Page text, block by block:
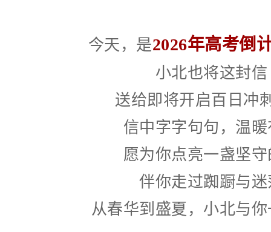
今天，是2026年高考倒
小北也将这封信
送给即将开启百日冲
信中字字句句，温
愿为你点亮一盏坚
伴你走过踟蹰与迷
从春华到盛夏，小北与